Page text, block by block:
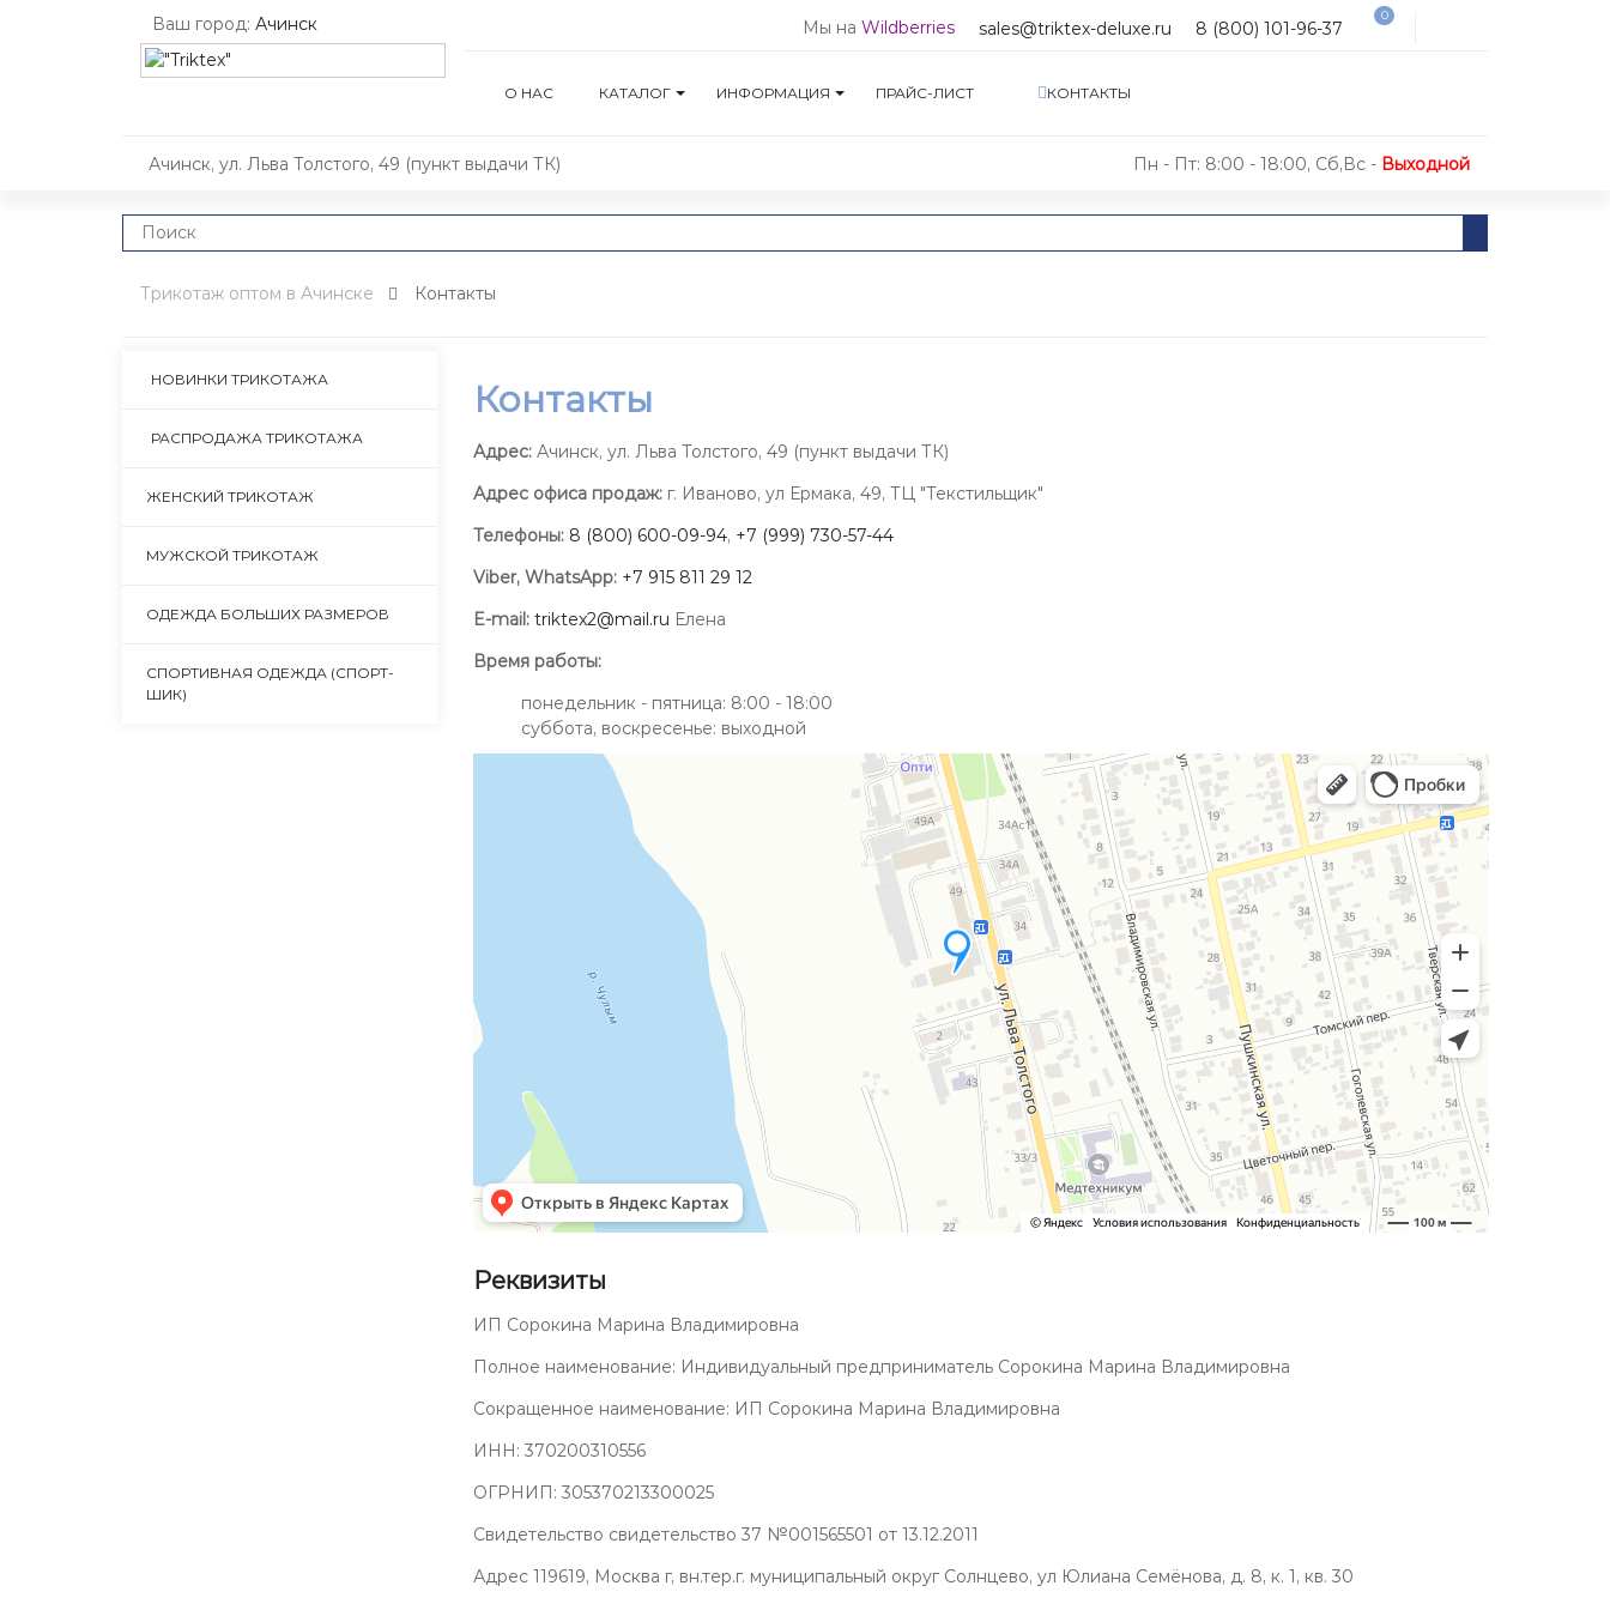
Ваш город: Ачинск 0
8 (800) 101-96-37
sales@triktex-deluxe.ru
Мы на Wildberries
О НАС КАТАЛОГ ИНФОРМАЦИЯ ПРАЙС-ЛИСТ КОНТАКТЫ
Ачинск, ул. Льва Толстого, 49 (пункт выдачи ТК) Пн - Пт: 8:00 - 18:00, Сб,Вс - Выходной
Трикотаж оптом в Ачинске Контакты
НОВИНКИ ТРИКОТАЖА
РАСПРОДАЖА ТРИКОТАЖА
ЖЕНСКИЙ ТРИКОТАЖ
МУЖСКОЙ ТРИКОТАЖ
ОДЕЖДА БОЛЬШИХ РАЗМЕРОВ
СПОРТИВНАЯ ОДЕЖДА (СПОРТ-
ШИК)
Контакты
Адрес:Ачинск, ул. Льва Толстого, 49 (пункт выдачи ТК)
Адрес офиса продаж:г. Иваново, ул Ермака, 49, ТЦ "Текстильщик"
Телефоны: 8 (800) 600-09-94, +7 (999) 730-57-44
Viber, WhatsApp: +7 915 811 29 12
E-mail: triktex2@mail.ru Елена
Время работы:
понедельник - пятница: 8:00 - 18:00
суббота, воскресенье: выходной
Реквизиты
ИП Сорокина Марина Владимировна
Полное наименование: Индивидуальный предприниматель Сорокина Марина Владимировна
Сокращенное наименование: ИП Сорокина Марина Владимировна
ИНН: 370200310556
ОГРНИП: 305370213300025
Свидетельство свидетельство 37 №001565501 от 13.12.2011
Адрес 119619, Москва г, вн.тер.г. муниципальный округ Солнцево, ул Юлиана Семёнова, д. 8, к. 1, кв. 30